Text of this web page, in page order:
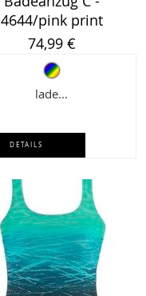
4644/pink print
74,99 €
lade...
DETAILS